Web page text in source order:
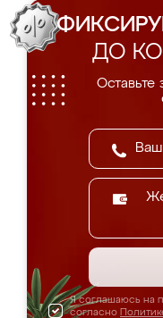
ДО
Оставьте
Я соглашаюсь на
согласно